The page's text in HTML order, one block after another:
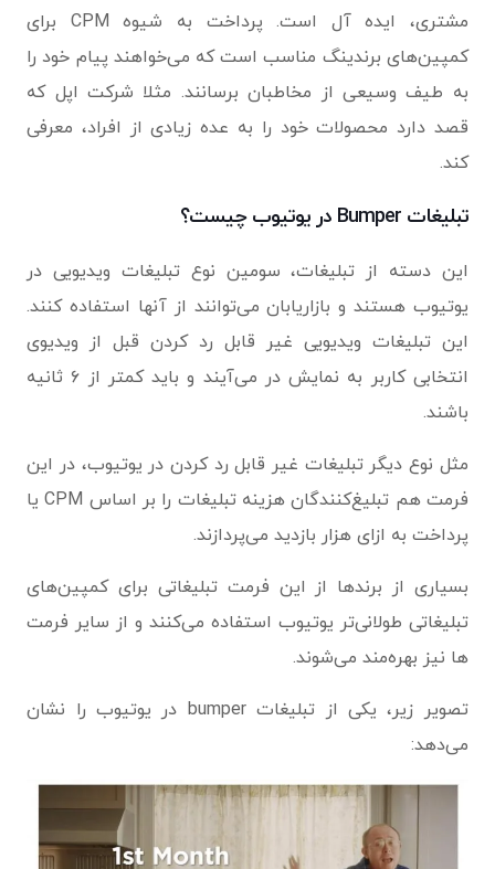
مشتری، ایده آل است. پرداخت به شیوه CPM برای
کمپین‌های برندینگ مناسب است که می‌خواهند پیام خود را
به طیف وسیعی از مخاطبان برسانند. مثلا شرکت اپل که
قصد دارد محصولات خود را به عده زیادی از افراد، معرفی
کند.
تبلیغات Bumper در یوتیوب چیست؟
این دسته از تبلیغات، سومین نوع تبلیغات ویدیویی در
یوتیوب هستند و بازاریابان می‌توانند از آنها استفاده کنند.
این تبلیغات ویدیویی غیر قابل رد کردن قبل از ویدیوی
انتخابی کاربر به نمایش در می‌آیند و باید کمتر از ۶ ثانیه
باشند.
مثل نوع دیگر تبلیغات غیر قابل رد کردن در یوتیوب، در این
فرمت هم تبلیغ‌کنندگان هزینه تبلیغات را بر اساس CPM یا
پرداخت به ازای هزار بازدید می‌پردازند.
بسیاری از برندها از این فرمت تبلیغاتی برای کمپین‌های
تبلیغاتی طولانی‌تر یوتیوب استفاده می‌کنند و از سایر فرمت
ها نیز بهره‌مند می‌شوند.
تصویر زیر، یکی از تبلیغات bumper در یوتیوب را نشان
می‌دهد: